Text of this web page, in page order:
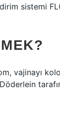
sistemi
vajinayı